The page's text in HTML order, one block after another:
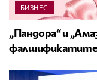
БИЗНЕС
„Пандора“ и
фалшификатите